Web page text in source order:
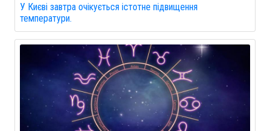
У Києві завтра очікується істотне підвищення
температури.